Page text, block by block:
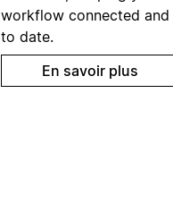
workflow connected and
to date.
En savoir plus